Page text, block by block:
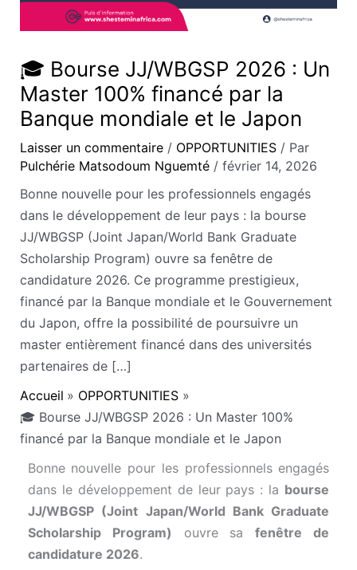
🎓 Bourse JJ/WBGSP 2026 : Un
Master 100% financé par la
Banque mondiale et le Japon
Laisser un commentaire / OPPORTUNITIES/ Par
Pulchérie Matsodoum Nguemté / février 14, 2026
Bonne nouvelle pour les professionnels engagés
dans le développement de leur pays : la bourse
JJ/WBGSP (Joint Japan/World Bank Graduate
Scholarship Program) ouvre sa fenêtre de
candidature 2026. Ce programme prestigieux,
financé par la Banque mondiale et le Gouvernement
du Japon, offre la possibilité de poursuivre un
master entièrement financé dans des universités
partenaires de […]
Accueil
OPPORTUNITIES
🎓 Bourse JJ/WBGSP 2026 : Un Master 100%
financé par la Banque mondiale et le Japon
Bonne nouvelle pour les professionnels engagés
dans le développement de leur pays : la bourse
JJ/WBGSP (Joint Japan/World Bank Graduate
Scholarship Program) ouvre safenêtre de
candidature 2026.